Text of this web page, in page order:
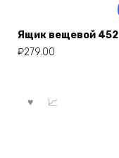
Ящик вещевой 452
₽279.00